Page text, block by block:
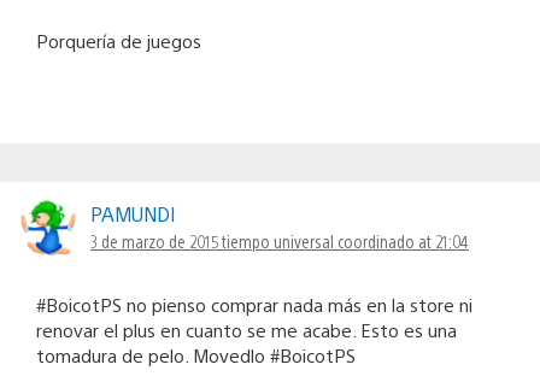
Porquería de juegos
PAMUNDI
3 de marzo de 2015 tiempo universal coordinado at 21:04
#BoicotPS no pienso comprar nada más en la store ni
renovar el plus en cuanto se me acabe. Esto es una
tomadura de pelo. Movedlo #BoicotPS